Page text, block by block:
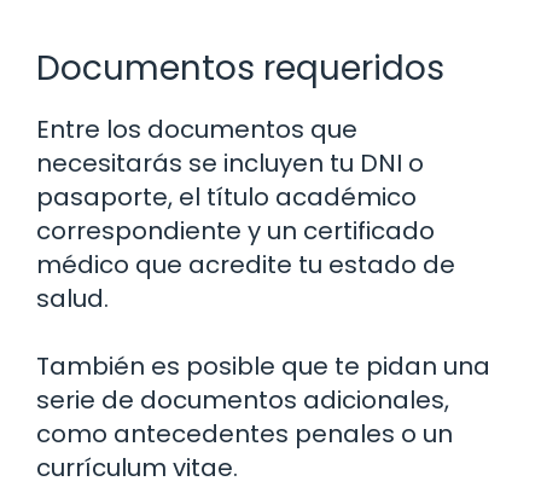
Documentos requeridos
Entre los documentos que
necesitarás se incluyen tu DNI o
pasaporte, el título académico
correspondiente y un certificado
médico que acredite tu estado de
salud.
También es posible que te pidan una
serie de documentos adicionales,
como antecedentes penales o un
currículum vitae.